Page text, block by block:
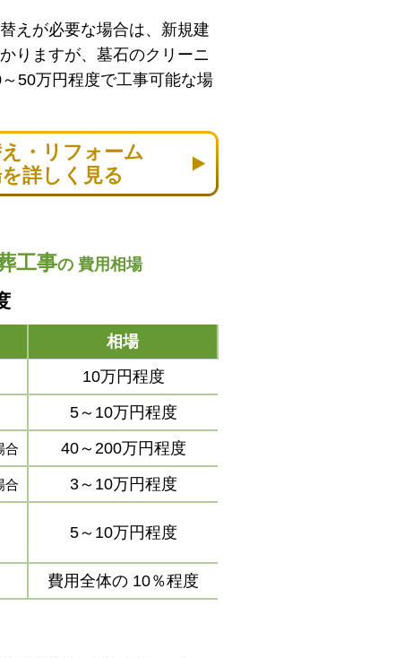
えが必要な場合は、新規建
りますが、墓石のクリーニ
50万円程度で工事可能な場
・リフォーム
詳しく見る
工事の 費用相場
相場
10万円程度
5～10万円程度
合
40～200万円程度
合
3～10万円程度
5～10万円程度
費用全体の 10％程度